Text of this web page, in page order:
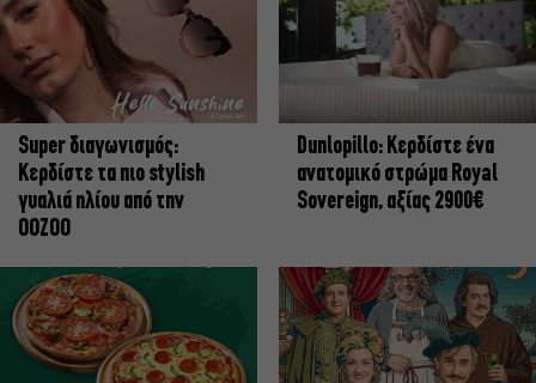
Super διαγωνισμός:
Κερδίστε τα πιο stylish
γυαλιά ηλίου από την
OOZOO
Dunlopillo: Κερδίστε ένα
ανατομικό στρώμα Royal
Sovereign, αξίας 2900€